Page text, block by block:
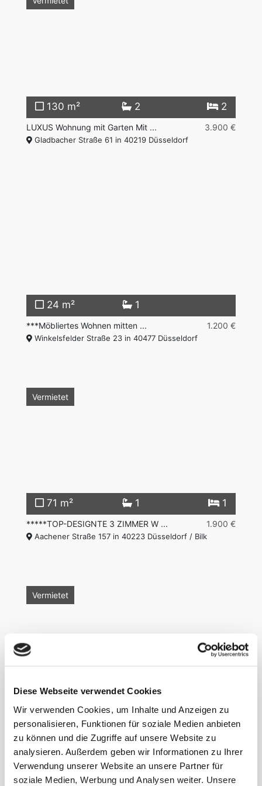
Diese Webseite verwendet Cookies
Wir verwenden Cookies, um Inhalte und Anzeigen zu
personalisieren, Funktionen für soziale Medien anbieten
zu können und die Zugriffe auf unsere Website zu
analysieren. Außerdem geben wir Informationen zu Ihrer
Verwendung unserer Website an unsere Partner für
soziale Medien, Werbung und Analysen weiter. Unsere
130 m² 2 2
LUXUS Wohnung mit Garten Mit ... 3.900 €
Gladbacher Straße 61 in 40219 Düsseldorf
24 m² 1
***Möbliertes Wohnen mitten ... 1.200 €
Winkelsfelder Straße 23 in 40477 Düsseldorf
Vermietet
71 m² 1 1
*****TOP-DESIGNTE 3 ZIMMER W ... 1.900 €
Aachener Straße 157 in 40223 Düsseldorf / Bilk
Vermietet
GEMÜTLICHE DESIGNER-WOHNUNG ... 990 €
Langenbeckstraße 2 in 45130 Essen